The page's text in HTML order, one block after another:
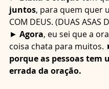
juntos, para quem quer
COM DEUS. (DUAS ASAS
► Agora, eu sei que a
coisa chata para muitos.
porque as pessoas tem
errada da oração.